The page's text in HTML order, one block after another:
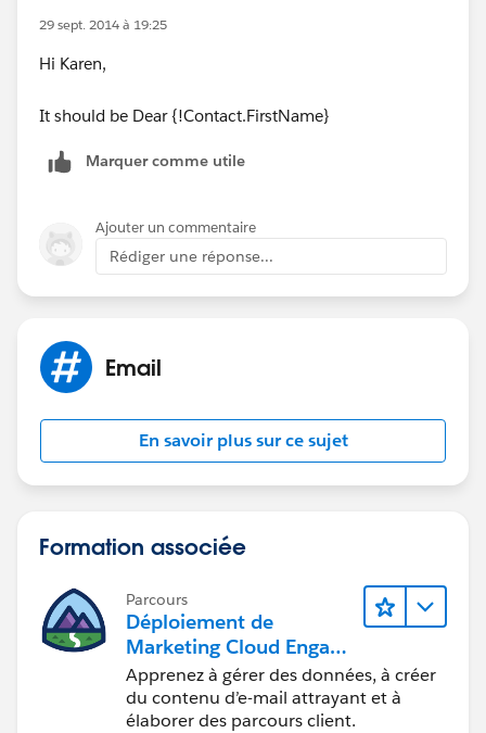
29 sept. 2014 à 19:25
Hi Karen,
It should be Dear {!Contact.FirstName}
Marquer comme utile
Ajouter un commentaire
Rédiger une réponse...
Email
En savoir plus sur ce sujet
Formation associée
Parcours
Déploiement de
Marketing Cloud Engage
ment
Apprenez à gérer des données, à créer
du contenu d’e-mail attrayant et à
élaborer des parcours client.